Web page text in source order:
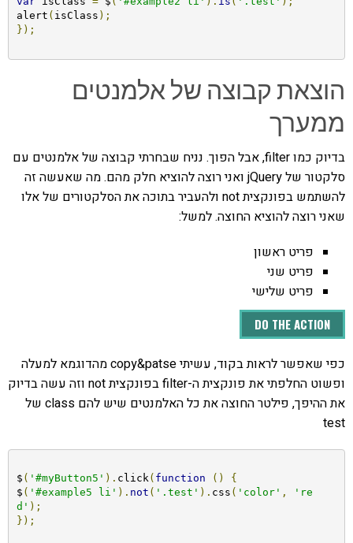
alert ( isClass );
});
הוצאת קבוצה של אלמנטים
ממערך
בדיוק כמו filter, אבל הפוך. נניח שבחרתי קבוצה של אלמנטים עם
סלקטור של jQuery ואני רוצה להוציא חלק מהם. מה שאעשה זה
להשתמש בפונקצית not ולהעביר בתוכה את הסלקטורים של אלו
שאני רוצה להוציא החוצה. למשל:
פריט ראשון
פריט שני
פריט שלישי
DO THE ACTION
כפי שאפשר לראות בקוד, עשיתי copy&patse מהדוגמא למעלה
ופשוט החלפתי את פונקצית ה-filter בפונקצית not וזה עשה בדיוק
את ההיפך, פילטר החוצה את כל האלמנטים שיש להם class של
test
$ ( '#myButton5' ). click( function ()
{
$ ( '#example5 li' ). not ( '.test' ). css ( 'color' ,
're
d' );
});